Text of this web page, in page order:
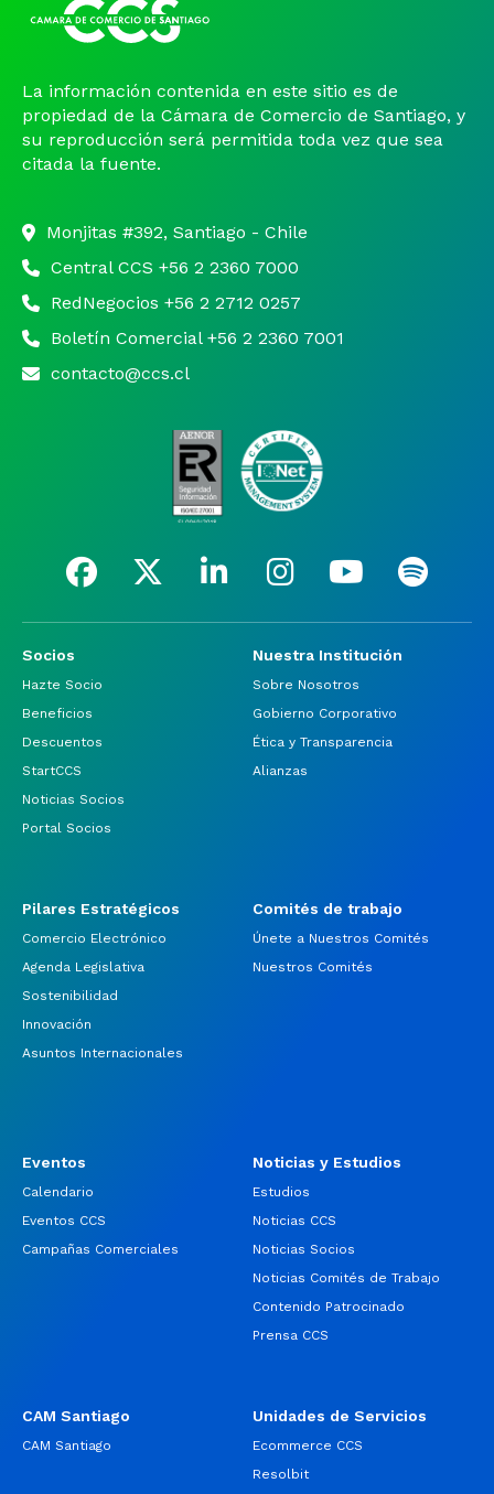
La información contenida en este sitio es de
propiedad de la Cámara de Comercio de Santiago, y
su reproducción será permitida toda vez que sea
citada la fuente.
Monjitas #392, Santiago - Chile
Central CCS +56 2 2360 7000
RedNegocios +56 2 2712 0257
Boletín Comercial +56 2 2360 7001
contacto@ccs.cl
Socios
Hazte Socio
Beneficios
Descuentos
StartCCS
Noticias Socios
Portal Socios
Nuestra Institución
Sobre Nosotros
Gobierno Corporativo
Ética y Transparencia
Alianzas
Pilares Estratégicos
Comercio Electrónico
Agenda Legislativa
Sostenibilidad
Innovación
Asuntos Internacionales
Comités de trabajo
Únete a Nuestros Comités
Nuestros Comités
Eventos
Calendario
Eventos CCS
Campañas Comerciales
Noticias y Estudios
Estudios
Noticias CCS
Noticias Socios
Noticias Comités de Trabajo
Contenido Patrocinado
Prensa CCS
CAM Santiago
CAM Santiago
Unidades de Servicios
Ecommerce CCS
Resolbit